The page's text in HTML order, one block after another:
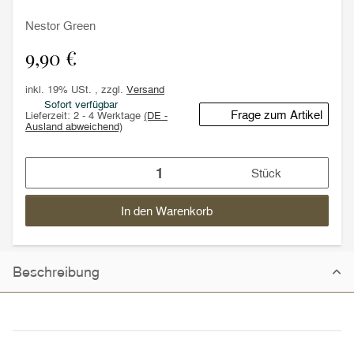
Nestor Green
9,90 €
inkl. 19% USt. , zzgl. Versand
Sofort verfügbar
Lieferzeit: 2 - 4 Werktage (DE -
Ausland abweichend)
Frage zum Artikel
Stück
In den Warenkorb
Beschreibung